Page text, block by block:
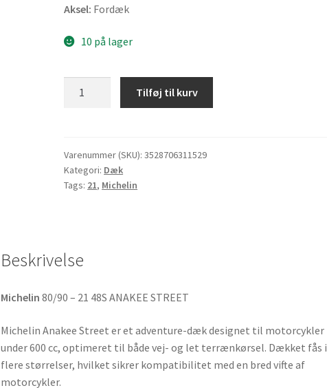
Aksel: Fordæk
10 på lager
-
21
48S
Tilføj til kurv
Varenummer (SKU):3528706311529
Kategori: Dæk
Tags: 21, Michelin
Beskrivelse
Michelin 80/90 – 21 48S ANAKEE STREET
Michelin Anakee Street er et adventure-dæk designet til motorcykler
under 600 cc, optimeret til både vej- og let terrænkørsel. Dækket fås i
flere størrelser, hvilket sikrer kompatibilitet med en bred vifte af
motorcykler.